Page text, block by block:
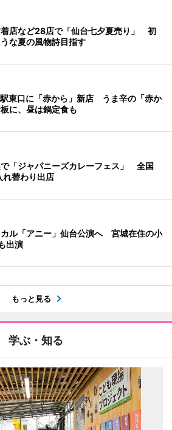
店など28店で「仙台七夕夏売り」 初
な夏の風物詩目指す
東口に「赤から」新店 うま辛の「赤か
に、昼は鍋定食も
「ジャパニーズカレーフェス」 全国
替わり出店
カル「アニー」仙台公演へ 宮城在住の小
出演
もっと見る
学ぶ・知る